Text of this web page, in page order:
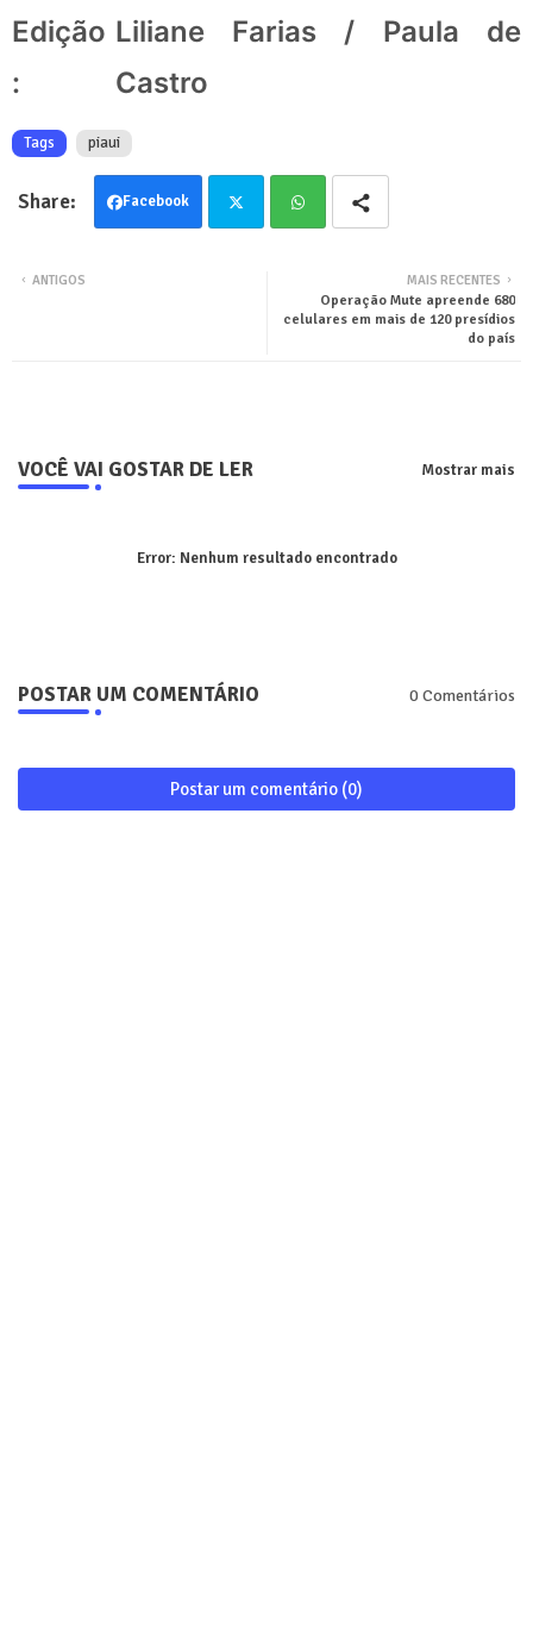
Edição
:
Liliane Farias / Paula de
Castro
Tags piaui
Facebook
MAIS RECENTES
Operação Mute apreende 680
celulares em mais de 120 presídios
do país
ANTIGOS
VOCÊ VAI GOSTAR DE LER Mostrar mais
Error: Nenhum resultado encontrado
POSTAR UM COMENTÁRIO 0 Comentários
Postar um comentário (0)